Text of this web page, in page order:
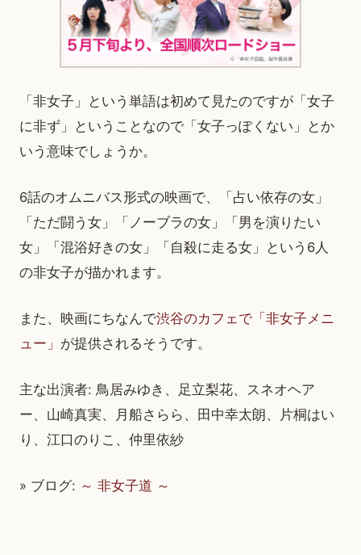
「非女子」という単語は初めて見たのですが「女子
に非ず」ということなので「女子っぽくない」とか
いう意味でしょうか。
6話のオムニバス形式の映画で、「占い依存の女」
「ただ闘う女」「ノーブラの女」「男を演りたい
女」「混浴好きの女」「自殺に走る女」という6人
の非女子が描かれます。
また、映画にちなんで渋谷のカフェで「非女子メニ
ュー」 が提供されるそうです。
主な出演者: 鳥居みゆき、足立梨花、スネオヘア
ー、山崎真実、月船さらら、田中幸太朗、片桐はい
り、江口のりこ、仲里依紗
» ブログ: ～ 非女子道 ～